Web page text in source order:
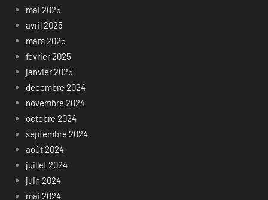
mai 2025
avril 2025
mars 2025
février 2025
janvier 2025
décembre 2024
novembre 2024
octobre 2024
septembre 2024
août 2024
juillet 2024
juin 2024
mai 2024